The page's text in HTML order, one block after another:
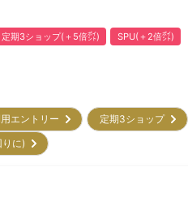
定期3ショップ(＋5倍㌽) SPU(＋2倍㌽)
用エントリー 定期3ショップ
りに)